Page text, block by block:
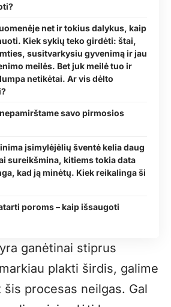
net ir tokius dalykus, kaip
Kiek sykių teko girdėti: štai,
susitvarkysiu gyvenimą ir jau
meilės. Bet juk meilė tuo ir
netikėtai. Ar vis dėlto
savo pirmosios
įsimylėjėlių šventė kelia daug
sureikšmina, kitiems tokia data
kad ją minėtų. Kiek reikalinga ši
poroms – kaip išsaugoti
ganėtinai stiprus
plakti širdis, galime
procesas neilgas. Gal